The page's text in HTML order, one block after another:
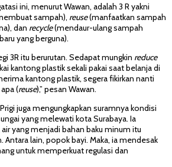
ini, menurut Wawan, adalah 3 R yakni
sampah), reuse(manfaatkan sampah
dan recycle(mendaur-ulang sampah
yang berguna).
3R itu berurutan. Sedapat mungkin reduce
kantong plastik sekali pakai saat belanja di
kantong plastik, segera fikirkan nanti
(reuse),” pesan Wawan.
juga mengungkapkan suramnya kondisi
yang melewati kota Surabaya. Ia
yang menjadi bahan baku minum itu
lain, popok bayi. Maka, ia mendesak
untuk memperkuat regulasi dan